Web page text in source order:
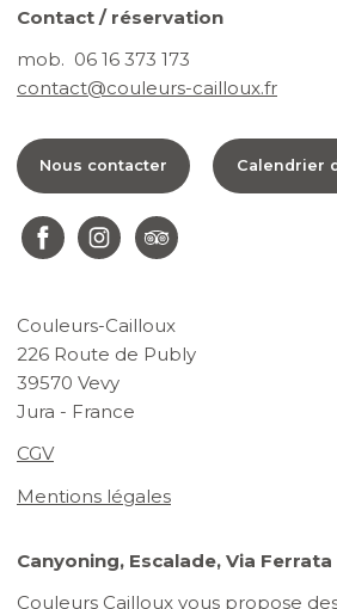
Contact / réservation
mob. 06 16 373 173
contact@couleurs-cailloux.fr
Nous contacter Calendrier
Couleurs-Cailloux
226 Route de Publy
39570 Vevy
Jura - France
CGV
Mentions légales
Canyoning, Escalade, Via
Couleurs Cailloux vous propose